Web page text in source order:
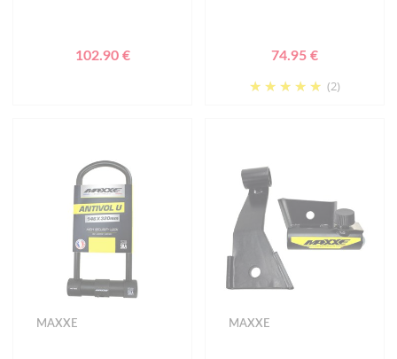
102.90 € 74.95 €
(2)
MAXXE MAXXE